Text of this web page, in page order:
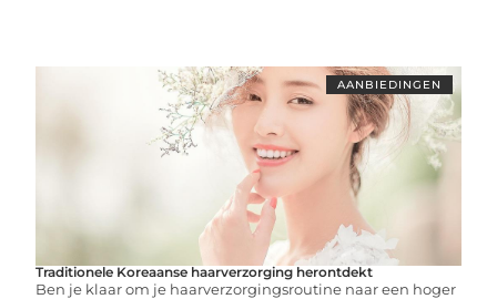
AANBIEDINGEN
Traditionele Koreaanse haarverzorging herontdekt
Ben je klaar om je haarverzorgingsroutine naar een hoger